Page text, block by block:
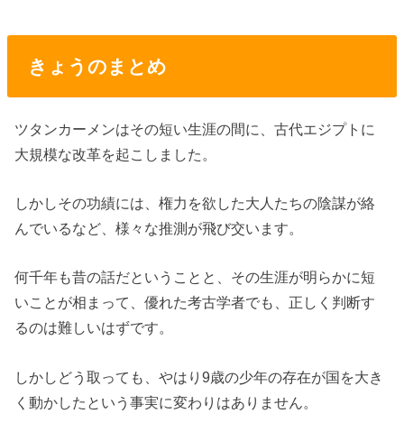
きょうのまとめ
ツタンカーメンはその短い生涯の間に、古代エジプトに
大規模な改革を起こしました。
しかしその功績には、権力を欲した大人たちの陰謀が絡
んでいるなど、様々な推測が飛び交います。
何千年も昔の話だということと、その生涯が明らかに短
いことが相まって、優れた考古学者でも、正しく判断す
るのは難しいはずです。
しかしどう取っても、やはり9歳の少年の存在が国を大き
く動かしたという事実に変わりはありません。